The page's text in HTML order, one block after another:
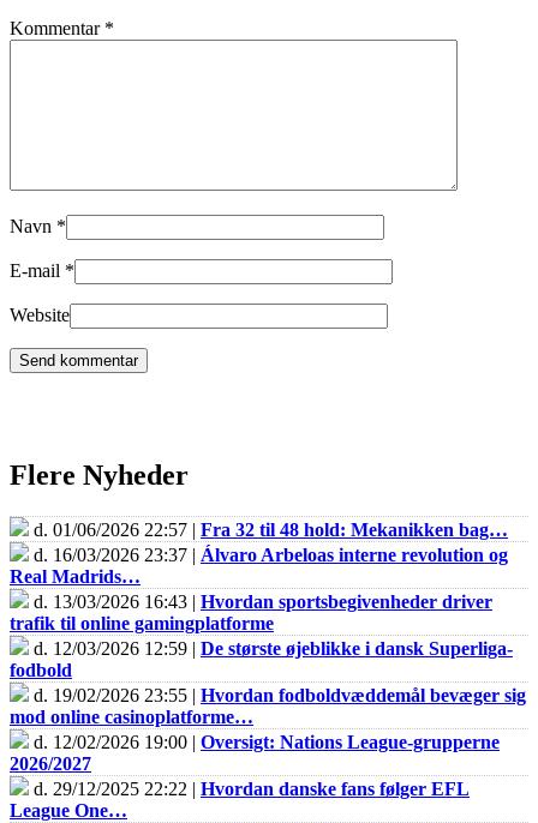
Kommentar *
Navn *
E-mail *
Website
Flere Nyheder
d. 01/06/2026 22:57 | Fra 32 til 48 hold: Mekanikken bag…
d. 16/03/2026 23:37 | Álvaro Arbeloas interne revolution og
Real Madrids…
d. 13/03/2026 16:43 | Hvordan sportsbegivenheder driver
trafik til online gamingplatforme
d. 12/03/2026 12:59 | De største øjeblikke i dansk Superliga-
fodbold
d. 19/02/2026 23:55 | Hvordan fodboldvæddemål bevæger sig
mod online casinoplatforme…
d. 12/02/2026 19:00 | Oversigt: Nations League-grupperne
2026/2027
d. 29/12/2025 22:22 | Hvordan danske fans følger EFL
League One…